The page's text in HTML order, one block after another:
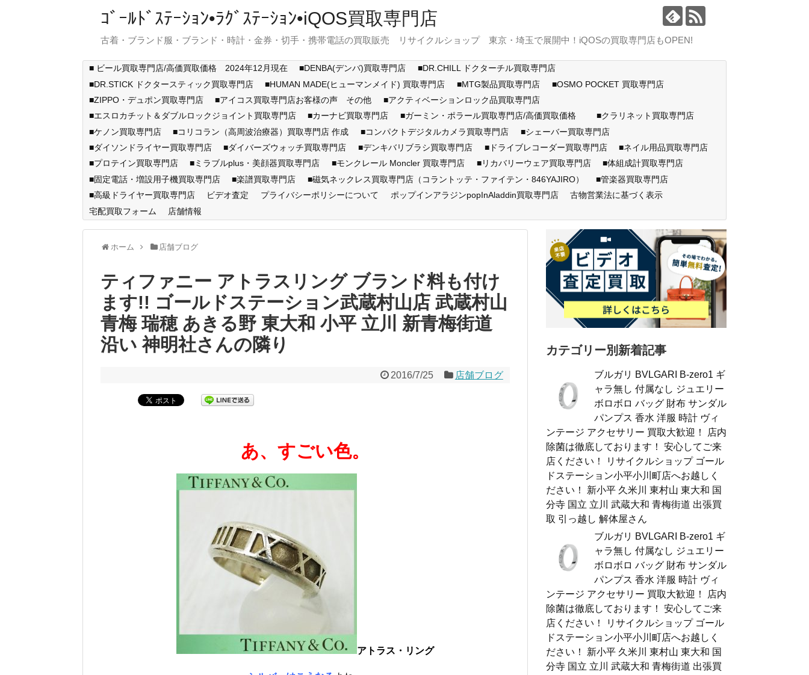
ｺﾞｰﾙﾄﾞｽﾃｰｼｮﾝ•ﾗｸﾞｽﾃｰｼｮﾝ•iQOS買取専門店
古着・ブランド服・ブランド・時計・金券・切手・携帯電話の買取販売 リサイクルショップ 東京・埼玉で展開中！iQOSの買取専門店もOPEN!
■ ビール買取専門店/高価買取価格 2024年12月現在 ■DENBA(デンバ)買取専門店
■DR.CHILL ドクターチル買取専門店
■DR.STICK ドクタースティック買取専門店
■HUMAN MADE(ヒューマンメイド) 買取専門店 ■MTG製品買取専門店
■OSMO POCKET 買取専門店
■ZIPPO・デュポン買取専門店
■アイコス買取専門店お客様の声 その他
■アクティベーションロック品買取専門店
■エスロカチット＆ダブルロックジョイント買取専門店
■カーナビ買取専門店 ■ガーミン・ポラール買取専門店/高価買取価格
■クラリネット買取専門店
■ケノン買取専門店
■コリコラン（高周波治療器）買取専門店 作成 ■コンパクトデジタルカメラ買取専門店
■シェーバー買取専門店
■ダイソンドライヤー買取専門店
■ダイバーズウォッチ買取専門店 ■デンキバリブラシ買取専門店 ■ドライブレコーダー買取専門店
■ネイル用品買取専門店
■プロテイン買取専門店
■ミラブルplus・美顔器買取専門店 ■モンクレール Moncler 買取専門店 ■リカバリーウェア買取専門店
■体組成計買取専門店
■固定電話・増設用子機買取専門店
■楽譜買取専門店 ■磁気ネックレス買取専門店（コラントッテ・ファイテン・846YAJIRO）
■管楽器買取専門店
■高級ドライヤー買取専門店
ビデオ査定 プライバシーポリシーについて ポップインアラジンpopInAladdin買取専門店
古物営業法に基づく表示
宅配買取フォーム
店舗情報
ホーム 店舗ブログ
ティファニー アトラスリング ブランド料も付け
ます!! ゴールドステーション武蔵村山店 武蔵村山
青梅 瑞穂 あきる野 東大和 小平 立川 新青梅街道
沿い 神明社さんの隣り
2016/7/25 店舗ブログ
あ、すごい色。
アトラス・リング
カテゴリー別新着記事
ブルガリ BVLGARI B-zero1 ギ
ャラ無し 付属なし ジュエリー
ボロボロ バッグ 財布 サンダル
パンプス 香水 洋服 時計 ヴィ
ンテージ アクセサリー 買取大歓迎！ 店内
除菌は徹底しております！ 安心してご来
店ください！ リサイクルショップ ゴール
ドステーション小平小川町店へお越しく
ださい！ 新小平 久米川 東村山 東大和 国
分寺 国立 立川 武蔵大和 青梅街道 出張買
取 引っ越し 解体屋さん
ブルガリ BVLGARI B-zero1 ギ
ャラ無し 付属なし ジュエリー
ボロボロ バッグ 財布 サンダル
パンプス 香水 洋服 時計 ヴィ
ンテージ アクセサリー 買取大歓迎！ 店内
除菌は徹底しております！ 安心してご来
店ください！ リサイクルショップ ゴール
ドステーション小平小川町店へお越しく
ださい！ 新小平 久米川 東村山 東大和 国
分寺 国立 立川 武蔵大和 青梅街道 出張買